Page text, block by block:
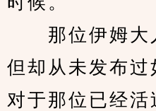
那位伊姆大
但却从未发布
对于那位已经活